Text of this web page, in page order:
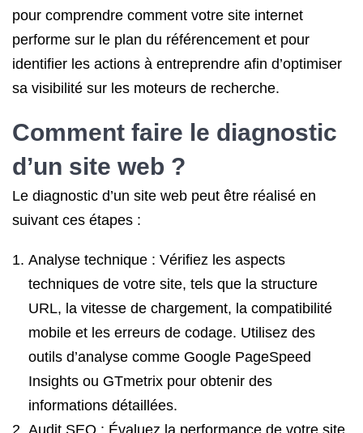
pour comprendre comment votre site internet
performe sur le plan du référencement et pour
identifier les actions à entreprendre afin d’optimiser
sa visibilité sur les moteurs de recherche.
Comment faire le diagnostic
d’un site web ?
Le diagnostic d’un site web peut être réalisé en
suivant ces étapes :
Analyse technique : Vérifiez les aspects
techniques de votre site, tels que la structure
URL, la vitesse de chargement, la compatibilité
mobile et les erreurs de codage. Utilisez des
outils d’analyse comme Google PageSpeed
Insights ou GTmetrix pour obtenir des
informations détaillées.
Audit SEO : Évaluez la performance de votre site